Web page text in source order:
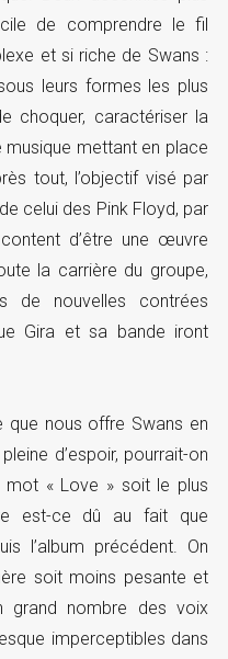
de comprendre le fil
et si riche de Swans :
leurs formes les plus
choquer, caractériser la
mettant en place
tout, l’objectif visé par
celui des Pink Floyd, par
d’être une œuvre
la carrière du groupe,
de nouvelles contrées
Gira et sa bande iront
que nous offre Swans en
d’espoir, pourrait-on
mot « Love » soit le plus
est-ce dû au fait que
l’album précédent. On
soit moins pesante et
grand nombre des voix
imperceptibles dans